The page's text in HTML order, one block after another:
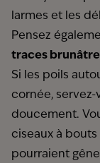
larmes et les
Pensez
traces
Si les poils
cornée, servez-
doucement.
ciseaux à
pourraient